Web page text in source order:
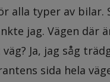
alla typer av bilar.
jag. Vägen där
Ja, jag såg
sida hela